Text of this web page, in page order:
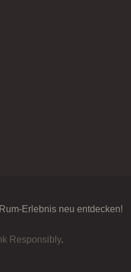
Erlebnis neu entdecken!
Responsibly.